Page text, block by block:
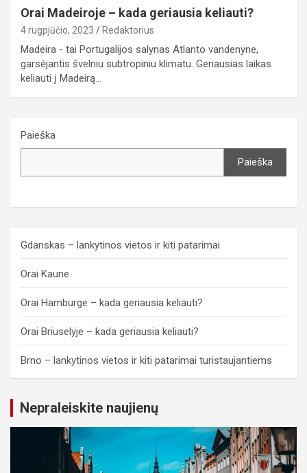
Orai Madeiroje – kada geriausia keliauti?
4 rugpjūčio, 2023 Redaktorius
Madeira - tai Portugalijos salynas Atlanto vandenyne,
garsėjantis švelniu subtropiniu klimatu. Geriausias laikas
keliauti į Madeirą…
Paieška
Paieška
Gdanskas – lankytinos vietos ir kiti patarimai
Orai Kaune
Orai Hamburge – kada geriausia keliauti?
Orai Briuselyje – kada geriausia keliauti?
Brno – lankytinos vietos ir kiti patarimai turistaujantiems
Nepraleiskite naujienų